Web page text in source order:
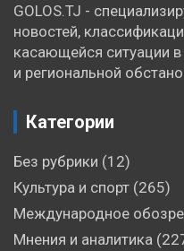
GOLOS.TJ -
новостей,
касающейся ситуации
и региональной
Категории
Без рубрики (12)
Культура и спорт (265)
Международное
Мнения и аналитика